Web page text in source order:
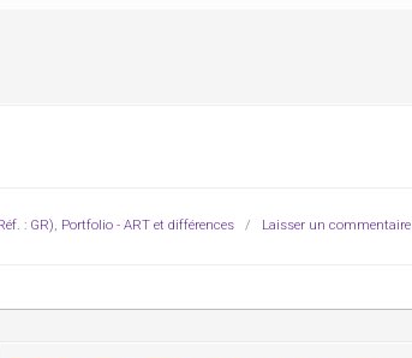
: GR), Portfolio - ART et différences / Laisser un commentaire